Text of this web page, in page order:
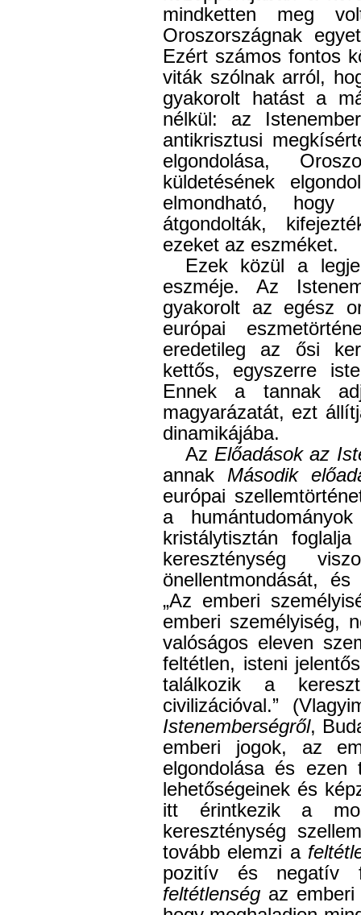
mindketten meg
Oroszországnak
Ezért számos fontos
viták szólnak arról,
gyakorolt hatást a
nélkül: az
antikrisztusi
elgondolása,
küldetésének
elmondható,
átgondolták,
ezeket az eszméket.
Ezek közül a
eszméje. Az
gyakorolt az egész
európai
eredetileg az ősi
kettős, egyszerre
Ennek a tannak
magyarázatát, ezt
dinamikájába.
Az Előadások az
annak Második
európai
a
kristálytisztán
kereszténység
önellentmondását,
„Az emberi
emberi személyiség,
valóságos eleven
feltétlen, isteni
találkozik a
civilizációval.”
Istenemberségről,
emberi jogok, az
elgondolása és
lehetőségeinek és
itt érintkezik a
kereszténység
tovább elemzi a
pozitív és
feltétlenség az emberi